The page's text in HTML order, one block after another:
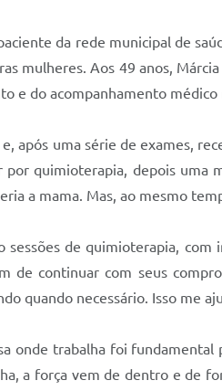
da rede municipal de
mulheres. Aos 49 anos,
e do acompanhamento médico
após uma série de exames,
quimioterapia, depois uma
a mama. Mas, ao mesmo
de quimioterapia, com
de continuar com seus
quando necessário. Isso me
onde trabalha foi
a força vem de dentro e de